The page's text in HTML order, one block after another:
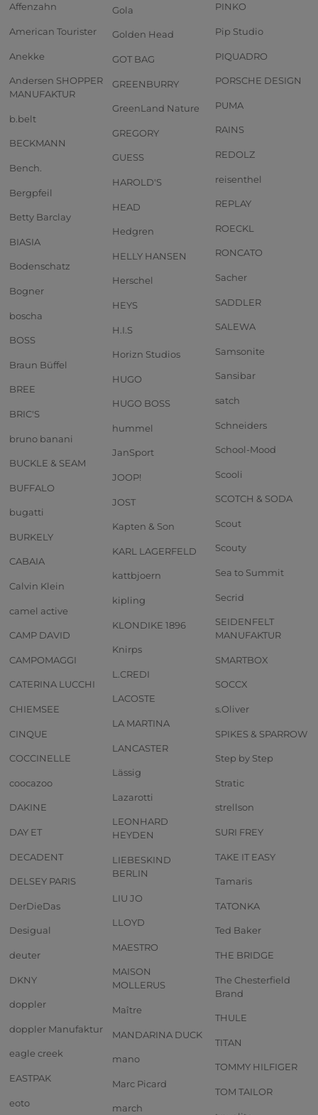
Affenzahn
American Tourister
Anekke
Andersen SHOPPER
MANUFAKTUR
b.belt
BECKMANN
Bench.
Bergpfeil
Betty Barclay
BIASIA
Bodenschatz
Bogner
boscha
BOSS
Braun Büffel
BREE
BRIC'S
bruno banani
BUCKLE & SEAM
BUFFALO
bugatti
BURKELY
CABAIA
Calvin Klein
camel active
CAMP DAVID
CAMPOMAGGI
CATERINA LUCCHI
CHIEMSEE
CINQUE
COCCINELLE
coocazoo
DAKINE
DAY ET
DECADENT
DELSEY PARIS
DerDieDas
Desigual
deuter
DKNY
doppler
doppler Manufaktur
eagle creek
EASTPAK
eoto
Gola
Golden Head
GOT BAG
GREENBURRY
GreenLand Nature
GREGORY
GUESS
HAROLD'S
HEAD
Hedgren
HELLY HANSEN
Herschel
HEYS
H.I.S
Horizn Studios
HUGO
HUGO BOSS
hummel
JanSport
JOOP!
JOST
Kapten & Son
KARL LAGERFELD
kattbjoern
kipling
KLONDIKE 1896
Knirps
L.CREDI
LACOSTE
LA MARTINA
LANCASTER
Lässig
Lazarotti
LEONHARD
HEYDEN
LIEBESKIND
BERLIN
LIU JO
LLOYD
MAESTRO
MAISON
MOLLERUS
Maître
MANDARINA DUCK
mano
Marc Picard
march
PINKO
Pip Studio
PIQUADRO
PORSCHE DESIGN
PUMA
RAINS
REDOLZ
reisenthel
REPLAY
ROECKL
RONCATO
Sacher
SADDLER
SALEWA
Samsonite
Sansibar
satch
Schneiders
School-Mood
Scooli
SCOTCH & SODA
Scout
Scouty
Sea to Summit
Secrid
SEIDENFELT
MANUFAKTUR
SMARTBOX
SOCCX
s.Oliver
SPIKES & SPARROW
Step by Step
Stratic
strellson
SURI FREY
TAKE IT EASY
Tamaris
TATONKA
Ted Baker
THE BRIDGE
The Chesterfield
Brand
THULE
TITAN
TOMMY HILFIGER
TOM TAILOR